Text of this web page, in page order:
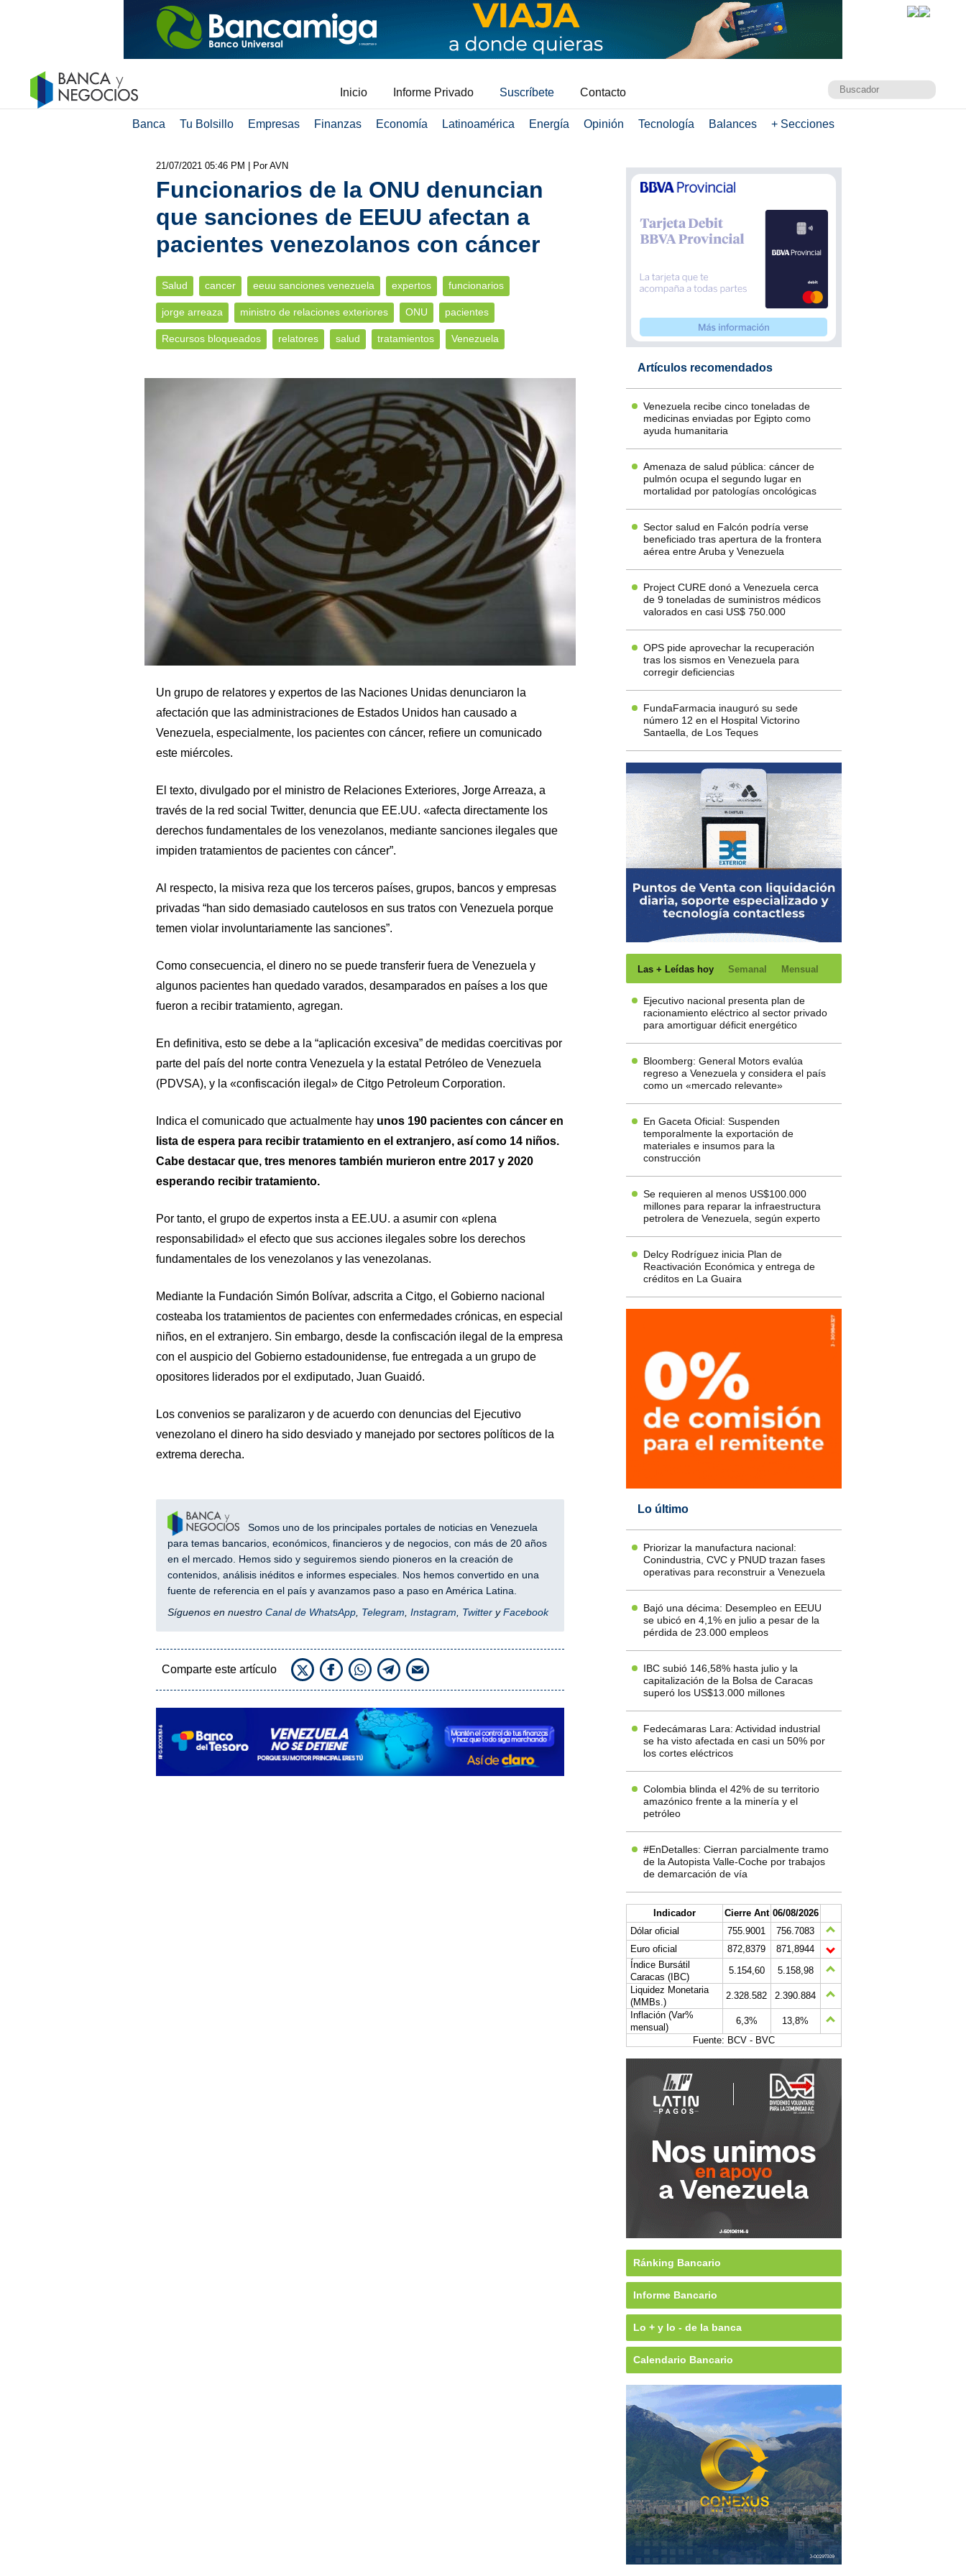
Inicio Informe Privado Suscríbete Contacto
Banca Tu Bolsillo Empresas Finanzas Economía Latinoamérica Energía Opinión Tecnología Balances + Secciones
21/07/2021 05:46 PM | Por AVN
Funcionarios de la ONU denuncian
que sanciones de EEUU afectan a
pacientes venezolanos con cáncer
Salud cancer eeuu sanciones venezuela expertos funcionarios
jorge arreaza ministro de relaciones exteriores ONU pacientes
Recursos bloqueados relatores salud tratamientos Venezuela
Un grupo de relatores y expertos de las Naciones Unidas denunciaron la
afectación que las administraciones de Estados Unidos han causado a
Venezuela, especialmente, los pacientes con cáncer, refiere un comunicado
este miércoles.
El texto, divulgado por el ministro de Relaciones Exteriores, Jorge Arreaza, a
través de la red social Twitter, denuncia que EE.UU. «afecta directamente los
derechos fundamentales de los venezolanos, mediante sanciones ilegales que
impiden tratamientos de pacientes con cáncer”.
Al respecto, la misiva reza que los terceros países, grupos, bancos y empresas
privadas “han sido demasiado cautelosos en sus tratos con Venezuela porque
temen violar involuntariamente las sanciones”.
Como consecuencia, el dinero no se puede transferir fuera de Venezuela y
algunos pacientes han quedado varados, desamparados en países a los que
fueron a recibir tratamiento, agregan.
En definitiva, esto se debe a la “aplicación excesiva” de medidas coercitivas por
parte del país del norte contra Venezuela y la estatal Petróleo de Venezuela
(PDVSA), y la «confiscación ilegal» de Citgo Petroleum Corporation.
Indica el comunicado que actualmente hay unos 190 pacientes con cáncer en
lista de espera para recibir tratamiento en el extranjero, así como 14 niños.
Cabe destacar que, tres menores también murieron entre 2017 y 2020
esperando recibir tratamiento.
Por tanto, el grupo de expertos insta a EE.UU. a asumir con «plena
responsabilidad» el efecto que sus acciones ilegales sobre los derechos
fundamentales de los venezolanos y las venezolanas.
Mediante la Fundación Simón Bolívar, adscrita a Citgo, el Gobierno nacional
costeaba los tratamientos de pacientes con enfermedades crónicas, en especial
niños, en el extranjero. Sin embargo, desde la confiscación ilegal de la empresa
con el auspicio del Gobierno estadounidense, fue entregada a un grupo de
opositores liderados por el exdiputado, Juan Guaidó.
Los convenios se paralizaron y de acuerdo con denuncias del Ejecutivo
venezolano el dinero ha sido desviado y manejado por sectores políticos de la
extrema derecha.
Somos uno de los principales portales de noticias en Venezuela
para temas bancarios, económicos, financieros y de negocios, con más de 20 años
en el mercado. Hemos sido y seguiremos siendo pioneros en la creación de
contenidos, análisis inéditos e informes especiales. Nos hemos convertido en una
fuente de referencia en el país y avanzamos paso a paso en América Latina.
Síguenos en nuestro Canal de WhatsApp, Telegram, Instagram, TwitteryFacebook
Comparte este artículo
Artículos recomendados
Venezuela recibe cinco toneladas de
medicinas enviadas por Egipto como
ayuda humanitaria
Amenaza de salud pública: cáncer de
pulmón ocupa el segundo lugar en
mortalidad por patologías oncológicas
Sector salud en Falcón podría verse
beneficiado tras apertura de la frontera
aérea entre Aruba y Venezuela
Project CURE donó a Venezuela cerca
de 9 toneladas de suministros médicos
valorados en casi US$ 750.000
OPS pide aprovechar la recuperación
tras los sismos en Venezuela para
corregir deficiencias
FundaFarmacia inauguró su sede
número 12 en el Hospital Victorino
Santaella, de Los Teques
Las + Leídas hoy Semanal Mensual
Ejecutivo nacional presenta plan de
racionamiento eléctrico al sector privado
para amortiguar déficit energético
Bloomberg: General Motors evalúa
regreso a Venezuela y considera el país
como un «mercado relevante»
En Gaceta Oficial: Suspenden
temporalmente la exportación de
materiales e insumos para la
construcción
Se requieren al menos US$100.000
millones para reparar la infraestructura
petrolera de Venezuela, según experto
Delcy Rodríguez inicia Plan de
Reactivación Económica y entrega de
créditos en La Guaira
Lo último
Priorizar la manufactura nacional:
Conindustria, CVC y PNUD trazan fases
operativas para reconstruir a Venezuela
Bajó una décima: Desempleo en EEUU
se ubicó en 4,1% en julio a pesar de la
pérdida de 23.000 empleos
IBC subió 146,58% hasta julio y la
capitalización de la Bolsa de Caracas
superó los US$13.000 millones
Fedecámaras Lara: Actividad industrial
se ha visto afectada en casi un 50% por
los cortes eléctricos
Colombia blinda el 42% de su territorio
amazónico frente a la minería y el
petróleo
#EnDetalles: Cierran parcialmente tramo
de la Autopista Valle-Coche por trabajos
de demarcación de vía
Indicador Cierre Ant 06/08/2026
Dólar oficial
755.9001
756.7083
Euro oficial
872,8379
871,8944
Índice Bursátil
Caracas (IBC)
5.154,60
5.158,98
Liquidez Monetaria
(MMBs.)
2.328.582
2.390.884
Inflación (Var%
mensual)
6,3%
13,8%
Fuente: BCV - BVC
Ránking Bancario
Informe Bancario
Lo + y lo - de la banca
Calendario Bancario